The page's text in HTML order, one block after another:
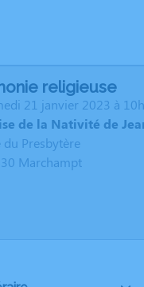
religieuse
21 janvier 2023 à
de la Nativité de
du Presbytère
Marchampt